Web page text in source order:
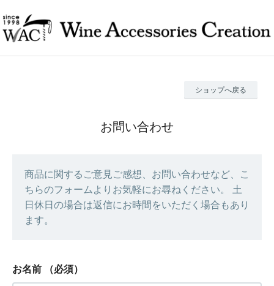
ショップへ戻る
お問い合わせ
商品に関するご意見ご感想、お問い合わせなど、こ
ちらのフォームよりお気軽にお尋ねください。 土
日休日の場合は返信にお時間をいただく場合もあり
ます。
お名前 （必須）